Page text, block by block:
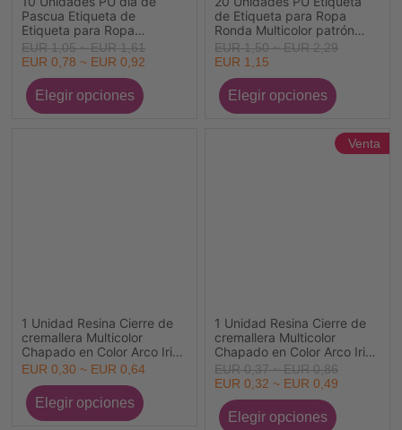
Pascua Etiqueta de
Etiqueta para Ropa
Rectángulo Multicolor
patrón Conejo " Hand Made
" 5cm x 2cm
EUR 1,05 ~ EUR 1,61
EUR 0,78 ~ EUR 0,92
de Etiqueta para Ropa
Ronda Multicolor patrón
Mariposa " Hand Made "
25mm
EUR 1,50 ~ EUR 2,29
EUR 1,15
1 Unidad Resina Cierre de
cremallera Multicolor
Chapado en Color Arco Iris
Corazón
EUR 0,30 ~ EUR 0,64
1 Unidad Resina Cierre de
cremallera Multicolor
Chapado en Color Arco Iris
Cuadrado
Venta
EUR 0,37 ~ EUR 0,86
EUR 0,32 ~ EUR 0,49